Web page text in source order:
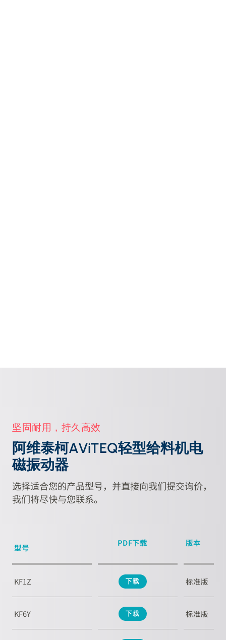
坚固耐用，持久高效
阿维泰柯AViTEQ轻型给料机电
磁振动器
选择适合您的产品型号，并直接向我们提交询价，
我们将尽快与您联系。
型号 PDF下载 版本
KF1Z 下载 标准版
KF6Y 下载 标准版